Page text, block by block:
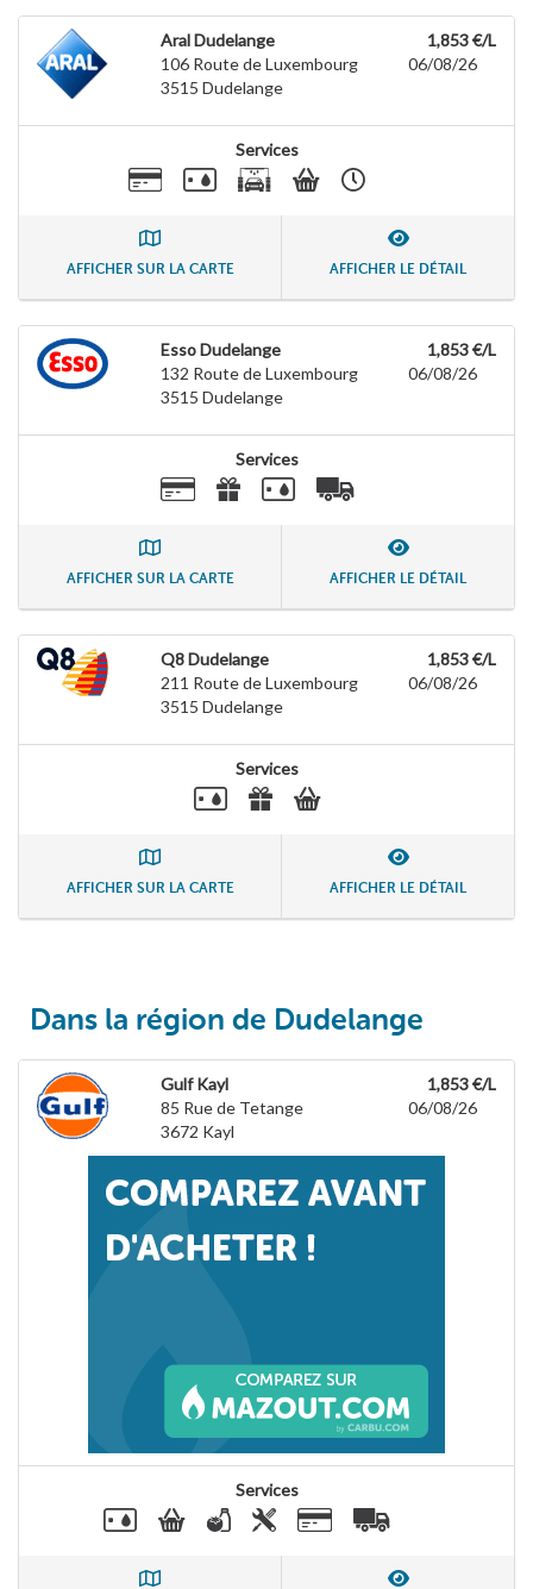
Aral Dudelange
106 Route de Luxembourg
3515 Dudelange
1,853 €/L
06/08/26
Services
AFFICHER SUR LA CARTE AFFICHER LE DÉTAIL
Esso Dudelange
132 Route de Luxembourg
3515 Dudelange
1,853 €/L
06/08/26
Services
AFFICHER SUR LA CARTE AFFICHER LE DÉTAIL
Q8 Dudelange
211 Route de Luxembourg
3515 Dudelange
1,853 €/L
06/08/26
Services
AFFICHER SUR LA CARTE AFFICHER LE DÉTAIL
Dans la région de Dudelange
Gulf Kayl
85 Rue de Tetange
3672 Kayl
1,853 €/L
06/08/26
Services